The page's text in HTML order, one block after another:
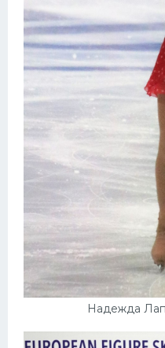
Надежда